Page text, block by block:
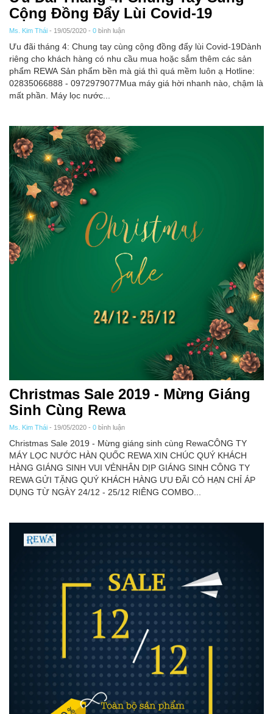
Cộng Đồng Đẩy Lùi Covid-19
Ms. Kim Thái - 19/05/2020 - 0 bình luận
Ưu đãi tháng 4: Chung tay cùng cộng đồng đẩy lùi Covid-19Dành
riêng cho khách hàng có nhu cầu mua hoặc sắm thêm các sản
phẩm REWA Sản phẩm bền mà giá thì quá mềm luôn ạ Hotline:
02835066888 - 0972979077Mua máy giá hời nhanh nào, chậm là
mất phần. Máy lọc nước...
Christmas Sale 2019 - Mừng Giáng
Sinh Cùng Rewa
Ms. Kim Thái - 19/05/2020 - 0 bình luận
Christmas Sale 2019 - Mừng giáng sinh cùng RewaCÔNG TY
MÁY LỌC NƯỚC HÀN QUỐC REWA XIN CHÚC QUÝ KHÁCH
HÀNG GIÁNG SINH VUI VẺNHÂN DỊP GIÁNG SINH CÔNG TY
REWA GỬI TẶNG QUÝ KHÁCH HÀNG ƯU ĐÃI CÓ HẠN CHỈ ÁP
DỤNG TỪ NGÀY 24/12 - 25/12 RIÊNG COMBO...